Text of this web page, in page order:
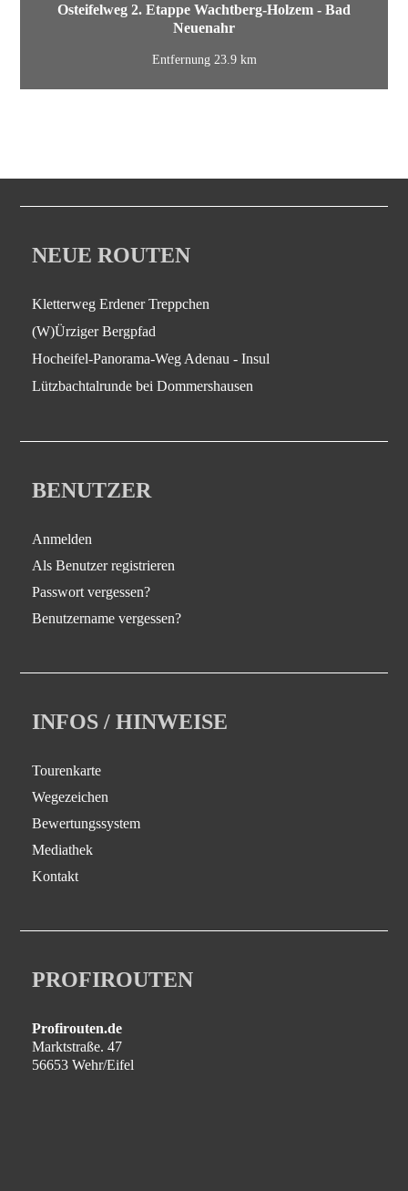
Osteifelweg 2. Etappe Wachtberg-Holzem - Bad
Neuenahr
Entfernung 23.9 km
NEUE ROUTEN
Kletterweg Erdener Treppchen
(W)Ürziger Bergpfad
Hocheifel-Panorama-Weg Adenau - Insul
Lützbachtalrunde bei Dommershausen
BENUTZER
Anmelden
Als Benutzer registrieren
Passwort vergessen?
Benutzername vergessen?
INFOS / HINWEISE
Tourenkarte
Wegezeichen
Bewertungssystem
Mediathek
Kontakt
PROFIROUTEN
Profirouten.de
Marktstraße. 47
56653 Wehr/Eifel